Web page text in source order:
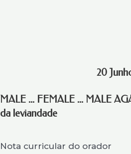
20
MALE ... FEMALE ... MALE
da leviandade
Nota curricular do orador